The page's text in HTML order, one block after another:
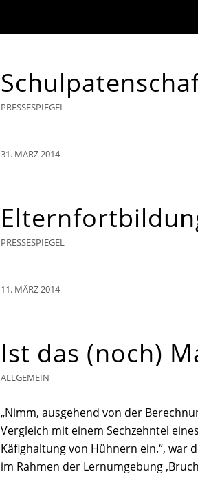
PRESSESPIEGEL
31. MÄRZ 2014
PRESSESPIEGEL
11. MÄRZ 2014
Ist das (noch)
ALLGEMEIN
„Nimm, ausgehend von der
Vergleich mit einem Sechzehntel
Käfighaltung von Hühnern ein.“, war
im Rahmen der Lernumgebung